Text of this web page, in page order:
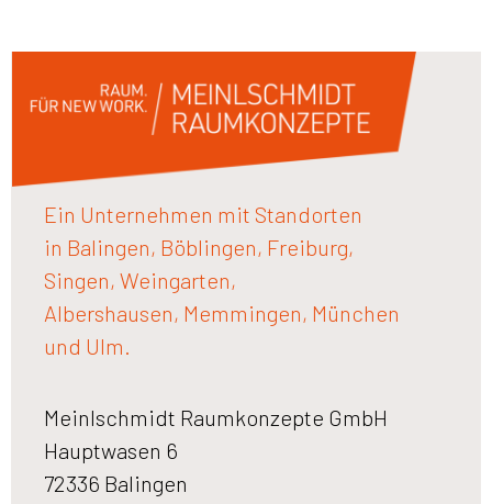
Ein Unternehmen mit Standorten
in Balingen, Böblingen, Freiburg,
Singen, Weingarten,
Albershausen, Memmingen, München
und Ulm.
Meinlschmidt Raumkonzepte GmbH
Hauptwasen 6
72336 Balingen